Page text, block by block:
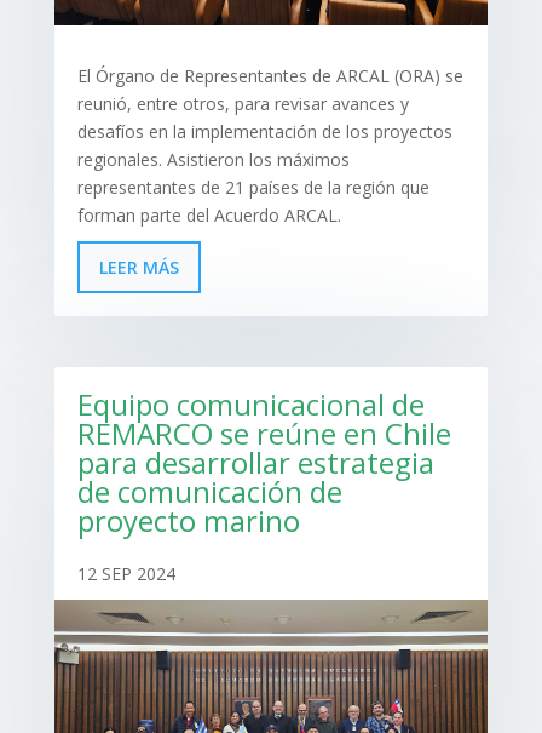
El Órgano de Representantes de ARCAL (ORA) se
reunió, entre otros, para revisar avances y
desafíos en la implementación de los proyectos
regionales. Asistieron los máximos
representantes de 21 países de la región que
forman parte del Acuerdo ARCAL.
LEER MÁS
Equipo comunicacional de
REMARCO se reúne en Chile
para desarrollar estrategia
de comunicación de
proyecto marino
12 SEP 2024